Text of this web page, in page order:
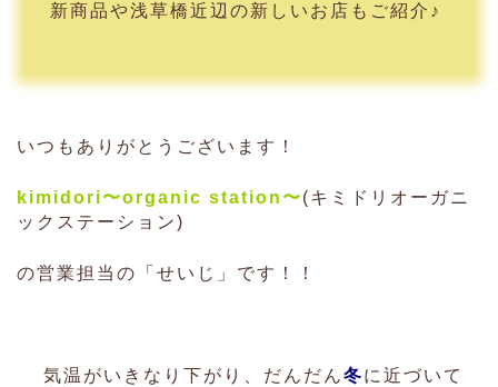
新商品や浅草橋近辺の新しいお店もご紹介♪
いつもありがとうございます！
kimidori〜organic station〜(キミドリオーガニ
ックステーション)
の営業担当の「せいじ」です！！
気温がいきなり下がり、だんだん冬に近づいて